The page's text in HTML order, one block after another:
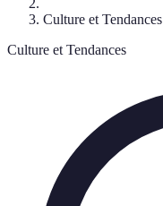
Culture et Tendances
Culture et Tendances